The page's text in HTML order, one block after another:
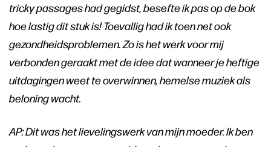
tricky passages had gegidst, besefte ik pas op de bok
hoe lastig dit stuk is! Toevallig had ik toen net ook
gezondheidsproblemen. Zo is het werk voor mij
verbonden geraakt met de idee dat wanneer je heftige
uitdagingen weet te overwinnen, hemelse muziek als
beloning wacht.
AP: Dit was het lievelingswerk van mijn moeder. Ik ben